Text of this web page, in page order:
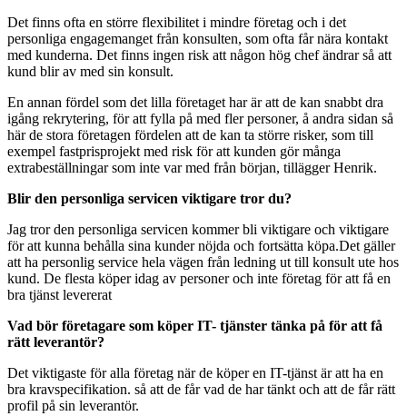
Det finns ofta en större flexibilitet i mindre företag och i det
personliga engagemanget från konsulten, som ofta får nära kontakt
med kunderna. Det finns ingen risk att någon hög chef ändrar så att
kund blir av med sin konsult.
En annan fördel som det lilla företaget har är att de kan snabbt dra
igång rekrytering, för att fylla på med fler personer, å andra sidan så
här de stora företagen fördelen att de kan ta större risker, som till
exempel fastprisprojekt med risk för att kunden gör många
extrabeställningar som inte var med från början, tillägger Henrik.
Blir den personliga servicen viktigare tror du?
Jag tror den personliga servicen kommer bli viktigare och viktigare
för att kunna behålla sina kunder nöjda och fortsätta köpa.Det gäller
att ha personlig service hela vägen från ledning ut till konsult ute hos
kund. De flesta köper idag av personer och inte företag för att få en
bra tjänst levererat
Vad bör företagare som köper IT- tjänster tänka på för att få
rätt leverantör?
Det viktigaste för alla företag när de köper en IT-tjänst är att ha en
bra kravspecifikation. så att de får vad de har tänkt och att de får rätt
profil på sin leverantör.